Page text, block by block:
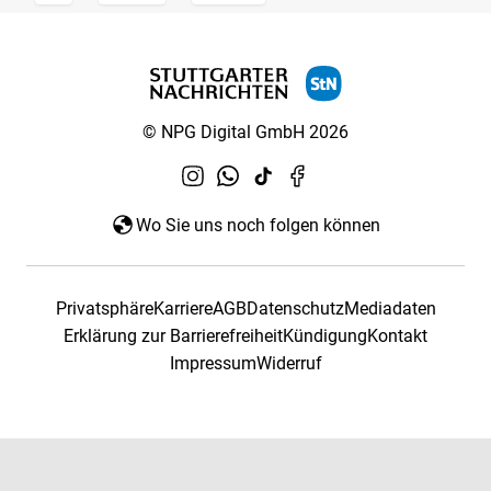
© NPG Digital GmbH 2026
Wo Sie uns noch folgen können
PrivatsphäreKarriereAGBDatenschutzMediadaten
Erklärung zur BarrierefreiheitKündigungKontakt
ImpressumWiderruf